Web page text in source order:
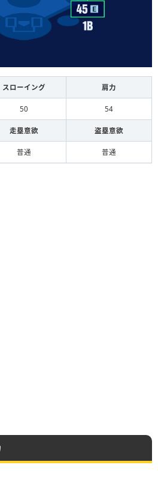
スローイング 肩力
50 54
走塁意欲 盗塁意欲
普通 普通